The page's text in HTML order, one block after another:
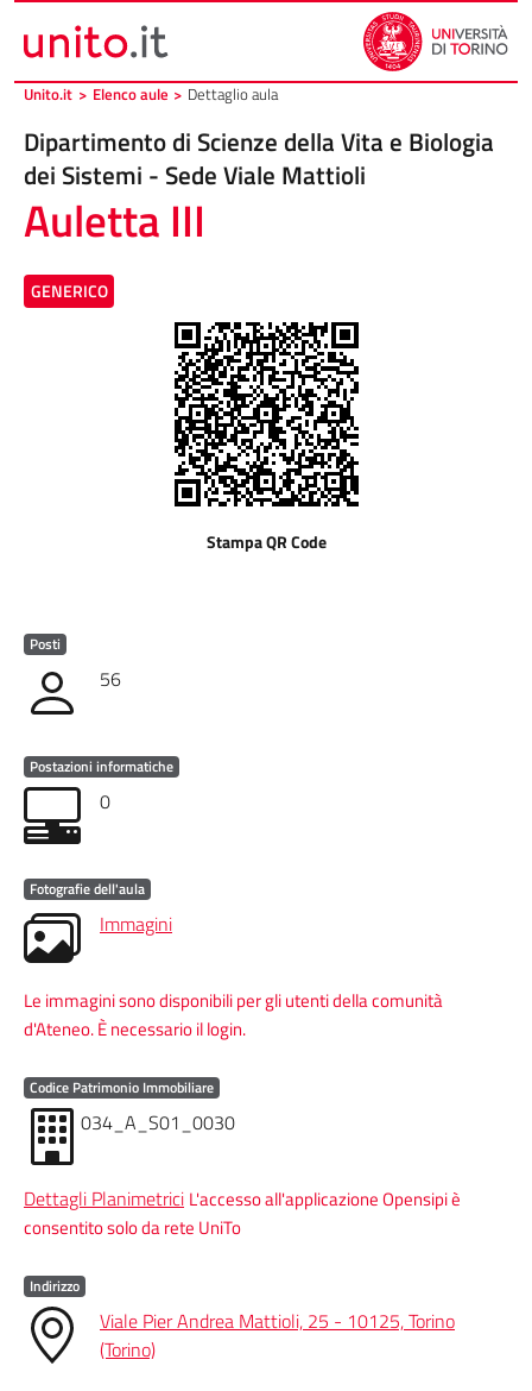
Unito.it > Elenco aule > Dettaglio aula
Dipartimento di Scienze della Vita e Biologia
dei Sistemi - Sede Viale Mattioli
Auletta III
GENERICO
Stampa QR Code
Posti
56
Postazioni informatiche
0
Fotografie dell'aula
Immagini
Le immagini sono disponibili per gli utenti della comunità
d'Ateneo. È necessario il login.
Codice Patrimonio Immobiliare
034_A_S01_0030
Dettagli Planimetrici L'accesso all'applicazione Opensipi è
consentito solo da rete UniTo
Indirizzo
Viale Pier Andrea Mattioli, 25 - 10125, Torino
(Torino)